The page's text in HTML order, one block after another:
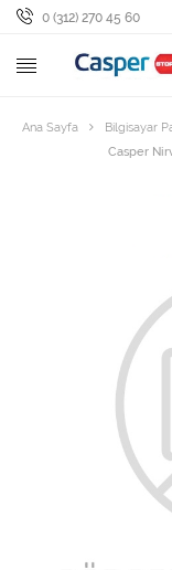
0 (312) 270 45 60
Ana Sayfa Bilgisayar
Casper